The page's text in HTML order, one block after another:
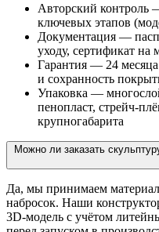
Авторский контроль
ключевых этапов
Документация —
уходу, сертификат на
Гарантия — 24
и сохранность
Упаковка —
пенопласт, стрейч-
крупногабарита
Можно ли заказать
Да, мы принимаем
набросок. Наши
3D-модель с учётом